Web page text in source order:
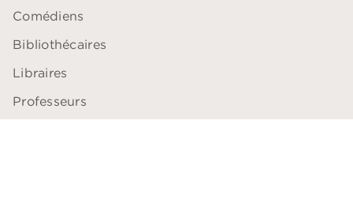
Comédiens
Bibliothécaires
Libraires
Professeurs